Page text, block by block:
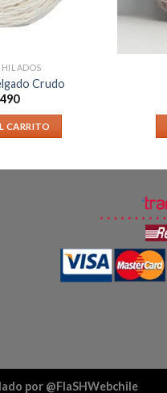
HILADOS
Crudo
CARRITO
por @FlaSHWebchile